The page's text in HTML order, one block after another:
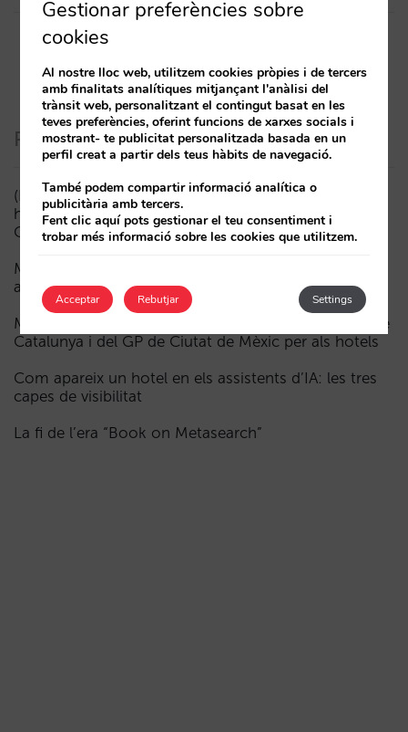
Posts recents
(ESP) ¿Puede un Mundial reducir las reservas
hoteleras? El caso de México durante la FIFA World
Cup 2026
Menys campanyes, més intel·ligents: manual IA per
actualitzar el màrqueting digital del teu hotel (part 1)
Madrid davant la Fórmula 1: aprenentatges del GP de
Catalunya i del GP de Ciutat de Mèxic per als hotels
Com apareix un hotel en els assistents d’IA: les tres
capes de visibilitat
La fi de l’era “Book on Metasearch”
Gestionar preferències sobre
cookies
Al nostre lloc web, utilitzem cookies pròpies i de tercers
amb finalitats analítiques mitjançant l'anàlisi del
trànsit web, personalitzant el contingut basat en les
teves preferències, oferint funcions de xarxes socials i
mostrant- te publicitat personalitzada basada en un
perfil creat a partir dels teus hàbits de navegació.
També podem compartir informació analítica o
publicitària amb tercers.
Fent clic aquí pots gestionar el teu consentiment i
trobar més informació sobre les cookies que utilitzem.
Acceptar Settings
Rebutjar